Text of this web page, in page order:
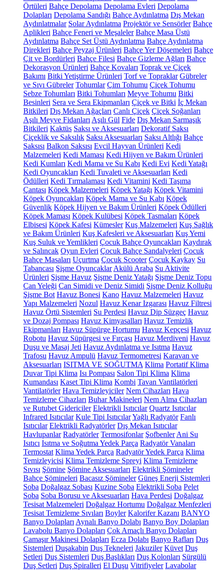
Örtüleri Bahçe Depolama Depolama Evleri Depolama
Dolapları Depolama Sandığı Bahçe Aydınlatma Dış Mekan
Aydınlatmalar Solar Aydınlatma Projektör ve Sensörler Bahçe
Aplikleri Bahçe Feneri ve Meşaleler Bahçe Masa Üstü
Aydınlatma Bahçe Set Üstü Aydınlatma Bahçe Aydınlatma
Direkleri Bahçe Peyzaj Ürünleri Bahçe Yer Döşemeleri Bahçe
Çit ve Bordürleri Bahçe Filesi Bahçe Gizleme Ağları Bahçe
Dekorasyon Ürünleri Bahçe Kovaları Toprak ve Çiçek
Bakımı Bitki Yetiştirme Ürünleri Torf ve Topraklar Gübreler
ve Sıvı Gübreler Tohumlar Çim Tohumu Çiçek Tohumu
Sebze Tohumları Bitki Tohumları Meyve Tohumu Bitki
Besinleri Sera ve Sera Ekipmanları Çiçek ve Bitki İç Mekan
Bitkileri Dış Mekan Ağaçları Canlı Çiçek Çiçek Soğanları
Aşılı Meyve Fidanları Aşılı Gül Fide Dış Mekan Sarmaşık
Bitkileri Kaktüs Saksı ve Aksesuarları Dekoratif Saksı
Çiçeklik ve Saksılık Saksı Aksesuarları Saksı Altlığı Bahçe
Saksısı Balkon Saksısı Evcil Hayvan Ürünleri Kedi
Malzemeleri Kedi Maması Kedi Hijyen ve Bakım Ürünleri
Kedi Kumları Kedi Mama ve Su Kabı Kedi Evi Kedi Yatağı
Kedi Oyuncakları Kedi Tuvaleti ve Aksesuarları Kedi
Ödülleri Kedi Tırmalaması Kedi Vitamini Kedi Taşıma
Çantası Köpek Malzemeleri Köpek Yatağı Köpek Vitamini
Köpek Oyuncakları Köpek Mama ve Su Kabı Köpek
Güvenlik Köpek Hijyen ve Bakım Ürünleri Köpek Ödülleri
Köpek Maması Köpek Kulübesi Köpek Tasmaları Köpek
Elbisesi Köpek Kafesi Kümesler Kuş Malzemeleri Kuş Sağlık
ve Bakım Ürünleri Kuş Kafesleri ve Aksesuarları Kuş Yemi
Kuş Suluk ve Yemlikleri Çocuk Bahçe Oyuncakları Kaydırak
ve Salıncak Oyun Evleri Çocuk Bahçe Sandalyeleri Çocuk
Bahçe Masaları Uçurtma Çocuk Scooter Çocuk Kaykay Su
Tabancası Şişme Oyuncaklar Akülü Araba Su Aktivite
Ürünleri Şişme Havuz Şişme Deniz Yatağı Şişme Deniz Topu
Can Yeleği Can Simidi ve Deniz Simidi Şişme Deniz Kolluğu
Şişme Bot Havuz Bonesi Kano Havuz Malzemeleri Havuz
Yapı Malzemeleri Nozul Havuz Kenar Izgarası Havuz Filtresi
Havuz Örtü Sistemleri Su Perdesi Havuz Dip Süzgeç Havuz
ve Dozaj Pompası Havuz Kimyasalları Havuz Temizlik
Ekipmanları Havuz Süpürge Hortumu Havuz Kepçesi Havuz
Robotu Havuz Süpürgesi ve Fırçası Havuz Merdiveni Havuz
Duşu ve Masaj Jeti Havuz Aydınlatma ve Isıtma Havuz
Trafosu Havuz Ampulü Havuz Termometresi Karavan ve
Aksesuarları ISITMA VE SOĞUTMA Klima Portatif Klima
Duvar Tipi Klima Isı Pompası Salon Tipi Klima Klima
Kumandası Kaset Tipi Klima Kombi Tavan Vantilatörleri
Vantilatörler Hava Temizleyiciler Nem Cihazları Hava
Temizleme Cihazları Buhar Makineleri Nem Alma Cihazları
ve Rutubet Gidericiler Elektrikli Isıtıcılar Quartz Isıtıcılar
Infrared Isıtıcılar Kule Tipi IsıtıcılarYağlı Radyatör Fanlı
Isıtıcılar Elektrikli Radyatörler Dış Mekan Isıtıcılar
Havlupanlar Radyatörler Termosifonlar Şofbenler Ani Su
Isıtıcı Isıtma ve Soğutma Yedek Parça Radyatör Vanaları
Termostat Klima Yedek Parça Radyatör Yedek Parça Klima
Temizleyicisi Klima Temizleme Spreyi Klima Temizleme
Sıvısı Şömine Şömine Aksesuarları Elektrikli Şömineler
Bahçe Şömineleri Bacasız Şömineler Güneş Enerji Sistemleri
Soba Doğalgaz Sobası Kuzine Soba Elektrikli Soba Pelet
Soba Soba Borusu ve Aksesuarları Hava Perdesi Doğalgaz
Tesisat Malzemeleri Doğalgaz Hortumu Doğalgaz Menfezleri
Tesisat Temizleme Sıvıları Boyler Kalorifer Kazanı BANYO
Banyo Dolapları Aynalı Banyo Dolabı Banyo Boy Dolapları
Lavabolu Banyo Dolapları Çok Amaçlı Banyo Dolapları
Çamaşır Makinesi Dolapları Ecza Dolabı Banyo Rafları Duş
Sistemleri Duşakabin Duş Tekneleri Jakuziler Küvet Duş
Setleri Duş Sistemleri Duş Başlıkları Duş Kolonları Sürgülü
Duş Setleri Duş Spiralleri El Duşu Vitrifiyeler Lavabolar